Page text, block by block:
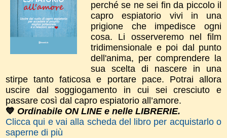
perché se ne sei fin da piccolo il
capro espiatorio vivi in una
prigione che impedisce ogni
cosa. Li osserveremo nel film
tridimensionale e poi dal punto
dell'anima, per comprendere la
sua scelta di nascere in una
stirpe tanto faticosa e portare pace. Potrai allora
uscire dal soggiogamento in cui sei cresciuto e
passare così dal capro espiatorio all’amore.
💙 Ordinabile ON LINE e nelle LIBRERIE.
Clicca qui e vai alla scheda del libro per acquistarlo o
saperne di più